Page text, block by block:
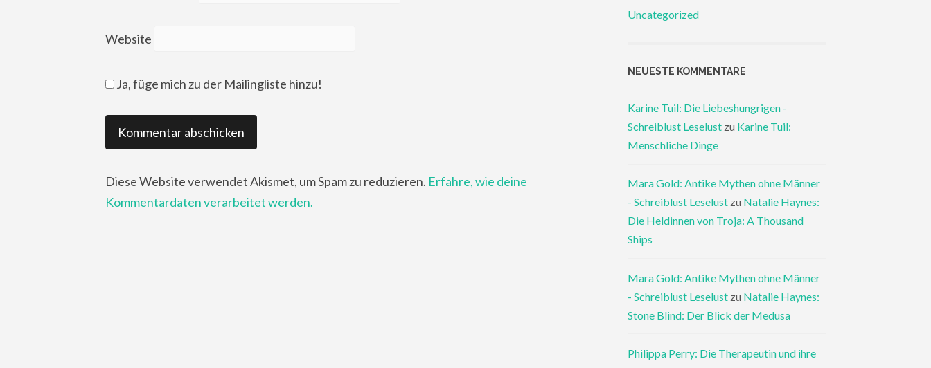
Website
Ja, füge mich zu der Mailingliste hinzu!
Diese Website verwendet Akismet, um Spam zu reduzieren. Erfahre, wie deine
Kommentardaten verarbeitet werden.
Uncategorized
NEUESTE KOMMENTARE
Karine Tuil: Die Liebeshungrigen -
Schreiblust Leselust zu Karine Tuil:
Menschliche Dinge
Mara Gold: Antike Mythen ohne Männer
- Schreiblust Leselust zu Natalie Haynes:
Die Heldinnen von Troja: A Thousand
Ships
Mara Gold: Antike Mythen ohne Männer
- Schreiblust Leselust zu Natalie Haynes:
Stone Blind: Der Blick der Medusa
Philippa Perry: Die Therapeutin und ihre